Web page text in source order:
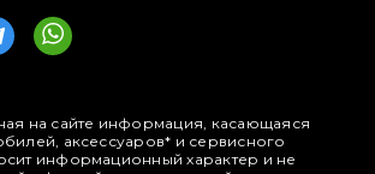
на сайте информация, касающаяся
аксессуаров* и сервисного
информационный характер и не